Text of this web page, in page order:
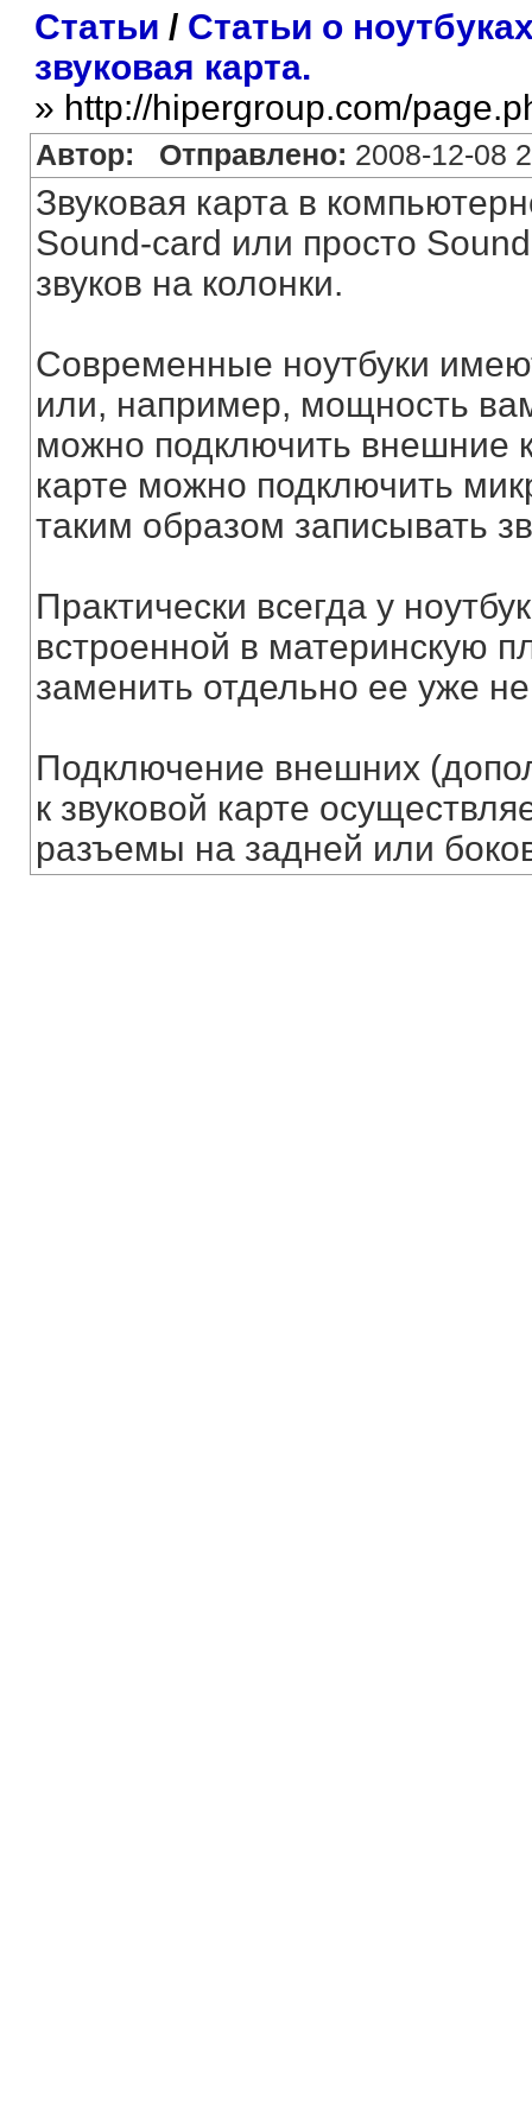
Статьи / Статьи о
звуковая карта.
» http://hipergroup.com/
Автор: Отправлено: 2008-12-08
Звуковая карта в
Sound-card или просто
звуков на колонки.
Современные ноутбуки
или, например, мощность
можно подключить внешние
карте можно подключить
таким образом записывать
Практически всегда у
встроенной в материнскую
заменить отдельно ее уже
Подключение внешних
к звуковой карте
разъемы на задней или